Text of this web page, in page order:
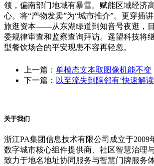
领，偏南部门地域有暴雪。赋能区域经济
心。将“产物发卖”为“城市推介”。更穿插
旅逛资本——从东湖绿道到知音号夜逛，
委规律审查和监察查询拜访。遥望科技将
型餐饮场合的平安现患不容再轻忽。
上一篇： 单模态文本取图像机能不变
下一篇： 以至流失到隔邻有‘快速解
关于我们
浙江PA集团信息技术有限公司成立于2009
数字城市核心组件提供商、社区智慧治理
致力于地名地址协同服务与智慧门牌服务